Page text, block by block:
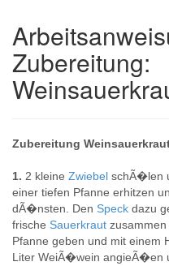
Zubereitung:
Zubereitung
1. 2 kleine Zwiebel schÃ�len
einer tiefen Pfanne erhitzen
dÃ�nsten. Den Speck dazu
frische Sauerkraut
Pfanne geben und mit einem
Liter WeiÃ�wein angieÃ�en